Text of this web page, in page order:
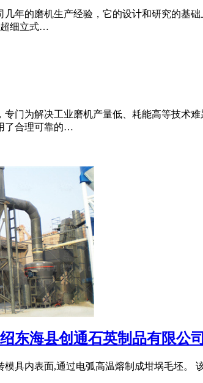
几年的磨机生产经验，它的设计和研究的基
细立式…
专门为解决工业磨机产量低、耗能高等技术
了合理可靠的…
东海县创通石英制品有限公司
具内表面,通过电弧高温熔制成坩埚毛坯。